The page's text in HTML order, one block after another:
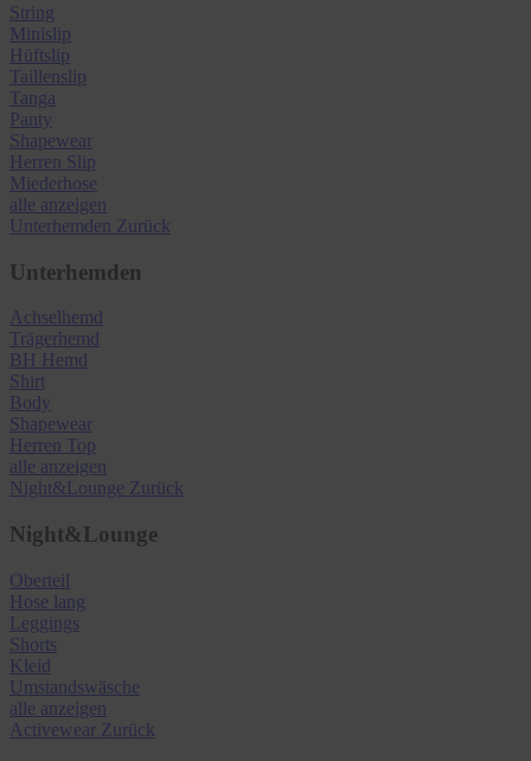
String
Minislip
Hüftslip
Taillenslip
Tanga
Panty
Shapewear
Herren Slip
Miederhose
alle anzeigen
Unterhemden Zurück
Unterhemden
Achselhemd
Trägerhemd
BH Hemd
Shirt
Body
Shapewear
Herren Top
alle anzeigen
Night&Lounge Zurück
Night&Lounge
Oberteil
Hose lang
Leggings
Shorts
Kleid
Umstandswäsche
alle anzeigen
Activewear Zurück